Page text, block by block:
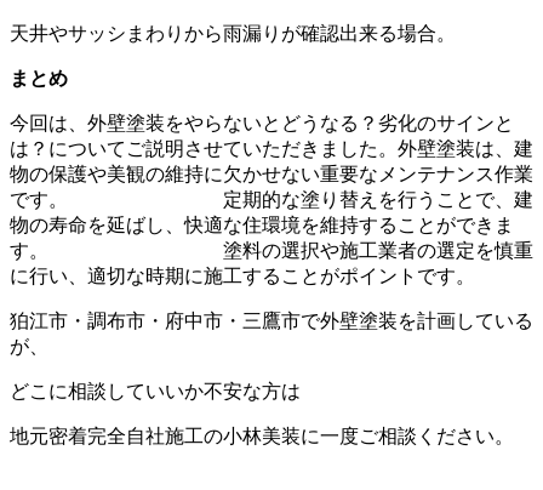
天井やサッシまわりから雨漏りが確認出来る場合。
まとめ
今回は、 外壁塗装をやらないとどうなる？劣化のサインと
は？ についてご説明させていただきました。外壁塗装は、建
物の保護や美観の維持に欠かせない重要なメンテナンス作業
です。 定期的な塗り替えを行うことで、建
物の寿命を延ばし、快適な住環境を維持することができま
す。 塗料の選択や施工業者の選定を慎重
に行い、適切な時期に施工することがポイントです。
狛江市・調布市・府中市・三鷹市で外壁塗装を計画している
が、
どこに相談していいか不安な方は
地元密着完全自社施工の小林美装に一度ご相談ください。